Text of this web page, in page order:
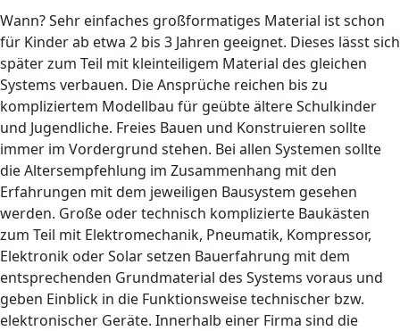
Wann? Sehr einfaches großformatiges Material ist schon
für Kinder ab etwa 2 bis 3 Jahren geeignet. Dieses lässt sich
später zum Teil mit kleinteiligem Material des gleichen
Systems verbauen. Die Ansprüche reichen bis zu
kompliziertem Modellbau für geübte ältere Schulkinder
und Jugendliche. Freies Bauen und Konstruieren sollte
immer im Vordergrund stehen. Bei allen Systemen sollte
die Altersempfehlung im Zusammenhang mit den
Erfahrungen mit dem jeweiligen Bausystem gesehen
werden. Große oder technisch komplizierte Baukästen
zum Teil mit Elektromechanik, Pneumatik, Kompressor,
Elektronik oder Solar setzen Bauerfahrung mit dem
entsprechenden Grundmaterial des Systems voraus und
geben Einblick in die Funktionsweise technischer bzw.
elektronischer Geräte. Innerhalb einer Firma sind die